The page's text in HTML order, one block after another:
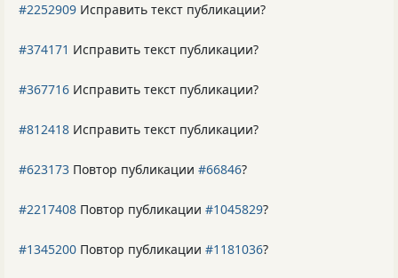
#2252909 Исправить текст публикации?
#374171 Исправить текст публикации?
#367716 Исправить текст публикации?
#812418 Исправить текст публикации?
#623173 Повтор публикации #66846?
#2217408 Повтор публикации #1045829?
#1345200 Повтор публикации #1181036?